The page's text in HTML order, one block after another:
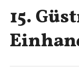
15.